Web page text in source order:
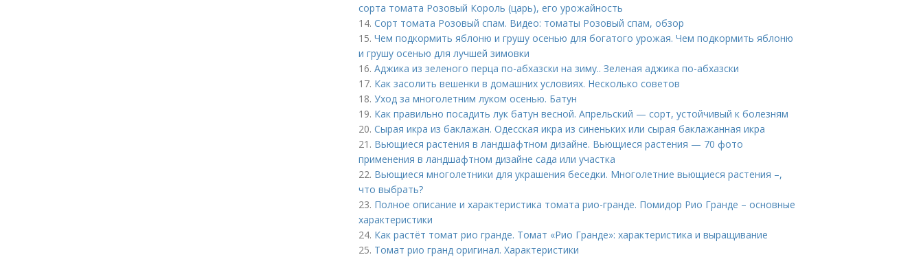
сорта томата Розовый Король (царь), его урожайность
14. Сорт томата Розовый спам. Видео: томаты Розовый спам, обзор
15. Чем подкормить яблоню и грушу осенью для богатого урожая. Чем подкормить яблоню
и грушу осенью для лучшей зимовки
16. Аджика из зеленого перца по-абхазски на зиму.. Зеленая аджика по-абхазски
17. Как засолить вешенки в домашних условиях. Несколько советов
18. Уход за многолетним луком осенью. Батун
19. Как правильно посадить лук батун весной. Апрельский — сорт, устойчивый к болезням
20. Сырая икра из баклажан. Одесская икра из синеньких или сырая баклажанная икра
21. Вьющиеся растения в ландшафтном дизайне. Вьющиеся растения — 70 фото
применения в ландшафтном дизайне сада или участка
22. Вьющиеся многолетники для украшения беседки. Многолетние вьющиеся растения –,
что выбрать?
23. Полное описание и характеристика томата рио-гранде. Помидор Рио Гранде – основные
характеристики
24. Как растёт томат рио гранде. Томат «Рио Гранде»: характеристика и выращивание
25. Томат рио гранд оригинал. Характеристики